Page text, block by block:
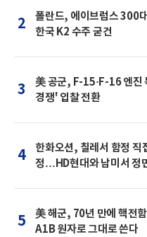
2
폴란드, 에이브럼스 300
한국 K2 수주 굳건
3
美 공군, F-15·F-16 엔
경쟁' 입찰 전환
4
한화오션, 칠레서 함정 직
정…HD현대와 남미서 정
5
美 해군, 70년 만에 핵전
A1B 원자로 그대로 쓴다